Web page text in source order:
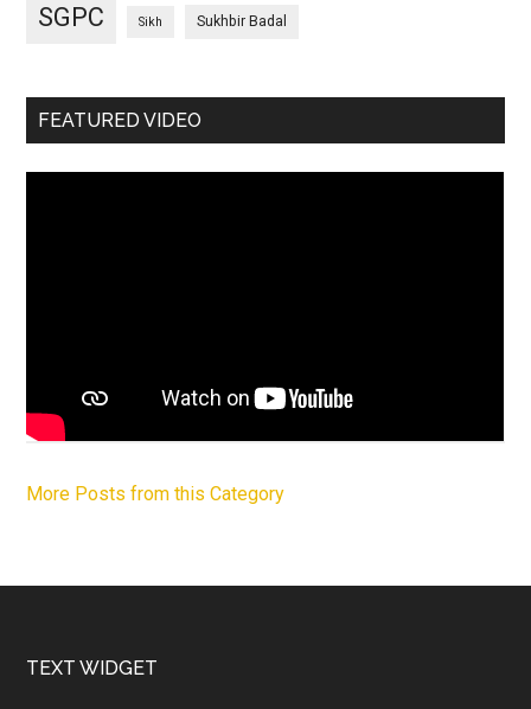
SGPC Sikh Sukhbir Badal
FEATURED VIDEO
More Posts from this Category
Footer
TEXT WIDGET